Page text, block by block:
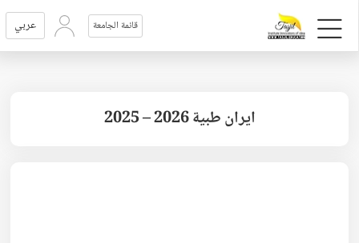
قائمة الجامعة عربي
ايران طبية 2026 – 2025